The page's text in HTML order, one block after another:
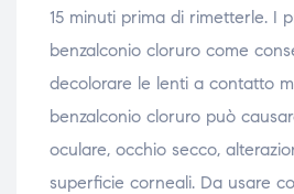
15 minuti prima di rimetterle. I
benzalconio cloruro come
decolorare le lenti a contatto
benzalconio cloruro può
oculare, occhio secco,
superficie corneali. Da usare